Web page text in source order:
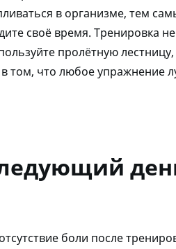
в организме, тем
своё время. Тренировка
пролётную
том, что любое упражнение
боли после